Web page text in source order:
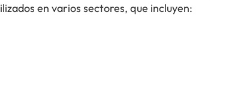
en varios sectores, que incluyen: